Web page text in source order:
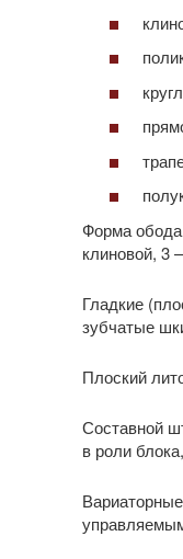
Форма
клиновой, 3
Гладкие
зубчатые
Плоский
Составной
в роли